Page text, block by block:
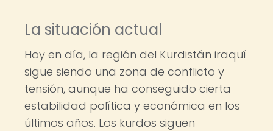
La situación actual
Hoy en día, la región del Kurdistán iraquí
sigue siendo una zona de conflicto y
tensión, aunque ha conseguido cierta
estabilidad política y económica en los
últimos años. Los kurdos siguen